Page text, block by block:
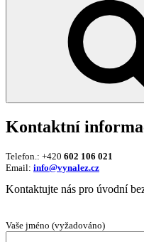
Kontaktní
Telefon.: +420 602 106 021
Email: info@vynalez.cz
Kontaktujte nás pro úvodní
Vaše jméno (vyžadováno)